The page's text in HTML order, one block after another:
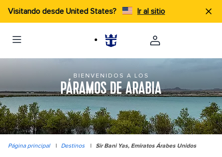
Visitando desde United States? Ir al sitio
BIENVENIDOS A LOS
PÁRAMOS DE ARABIA
Página principal | Destinos | Sir Bani Yas, Emiratos Árabes Unidos